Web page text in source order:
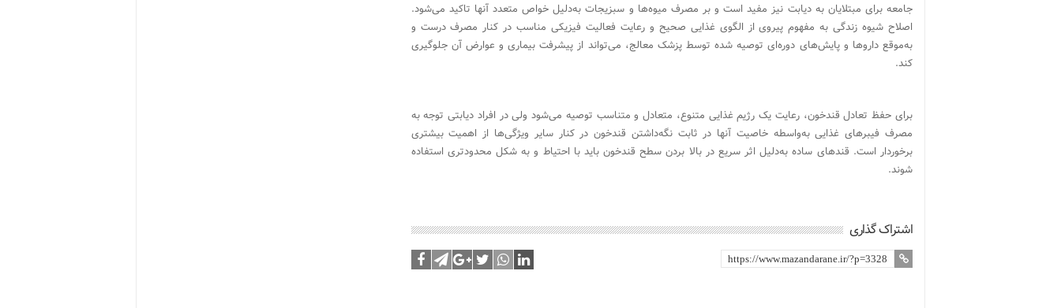
جامعه برای مبتلایان به دیابت نیز مفید است و بر مصرف میوه‌ها و سبزیجات به‌دلیل خواص متعدد آنها تاکید می‌شود.
اصلاح شیوه زندگی به مفهوم پیروی از الگوی غذایی صحیح و رعایت فعالیت فیزیکی مناسب در کنار مصرف درست و
به‌موقع داروها و پایش‌های دوره‌ای توصیه شده توسط پزشک معالج، می‌تواند از پیشرفت بیماری و عوارض آن جلوگیری
کند.
برای حفظ تعادل قند‌خون، رعایت یک رژیم غذایی متنوع، متعادل و متناسب توصیه می‌شود ولی در افراد دیابتی توجه به
مصرف فیبرهای غذایی به‌واسطه خاصیت آنها در ثابت نگه‌داشتن قند‌خون در کنار سایر ویژگی‌ها از اهمیت بیشتری
برخوردار است. قندهای ساده به‌دلیل اثر سریع در بالا بردن سطح قند‌خون باید با احتیاط و به شکل محدودتری استفاده
شوند.
اشتراک گذاری